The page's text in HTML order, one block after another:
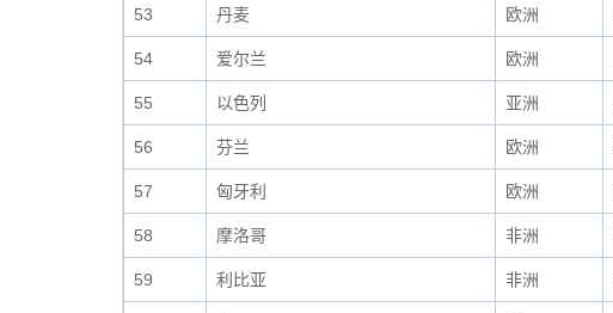
53 丹麦 欧洲
54 爱尔兰 欧洲
55 以色列 亚洲
56 芬兰 欧洲
57 匈牙利 欧洲
58 摩洛哥 非洲
59 利比亚 非洲